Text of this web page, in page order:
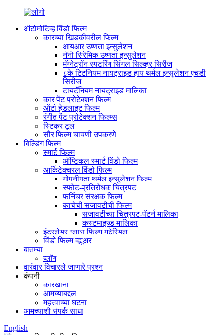
ऑटोमोटिव्ह विंडो फिल्म
कारच्या खिडकीवरील फिल्म
आयआर उष्णता इन्सुलेशन
नॅनो सिरेमिक उष्णता इन्सुलेशन
मॅग्नेट्रॉन स्पटरिंग सिंगल सिल्व्हर सिरीज
८के टिटनियम नायट्राइड हाय थर्मल इन्सुलेशन एचडी
सिरीज
टायटॅनियम नायट्राइड मालिका
कार पेंट प्रोटेक्शन फिल्म
ऑटो हेडलाइट फिल्म
रंगीत पेंट प्रोटेक्शन फिल्म्स
स्टिकर टूल
सौर फिल्म चाचणी उपकरणे
बिल्डिंग फिल्म
स्मार्ट फिल्म
ऑप्टिकल स्मार्ट विंडो फिल्म
आर्किटेक्चरल विंडो फिल्म
गोपनीयता थर्मल इन्सुलेशन फिल्म
स्फोट-प्रतिरोधक चित्रपट
फर्निचर संरक्षक फिल्म
काचेची सजावटीची फिल्म
सजावटीच्या चित्रपट-पॅटर्न मालिका
कस्टमाइज्ड मालिका
इंटरलेयर ग्लास फिल्म मटेरियल
विंडो फिल्म व्ह्यूअर
बातम्या
ब्लॉग
वारंवार विचारले जाणारे प्रश्न
कंपनी
कारखाना
आमच्याबद्दल
महत्त्वाच्या घटना
आमच्याशी संपर्क साधा
English